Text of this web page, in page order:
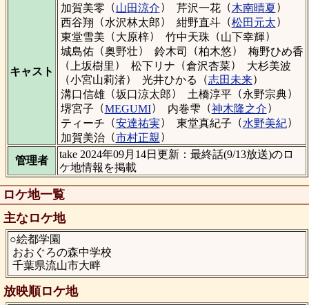
キャスト
加賀美零 （山田涼介） 芹沢一花（木南晴夏）
西谷翔 （水沢林太郎） 紺野直斗（松田元太）
東堂雪美 （大原梓） 竹中天珠 （山下幸輝）
城島佑（奥野壮） 鈴木司 （柏木悠）
梅野ひめ香
（ 上坂樹里 ） 松下リナ （倉沢杏菜）
大杉美波
（小宮山莉渚） 光井ひかる （志田未来）
溝口信雄（坂口涼太郎） 土橋淳平（永野宗典）
堺宮子 （MEGUMI） 内巻雫 （神木隆之介）
ティーチ （安達祐実） 東堂真紀子 （水野美紀）
加賀美治（市村正親）
管理者
take 2024年09月14日更新：最終話(9/13放送)のロ
ケ地情報を掲載
ロケ地一覧
主なロケ地
○絵都学園
おおぐろの森中学校
千葉県流山市大畔
放映順ロケ地